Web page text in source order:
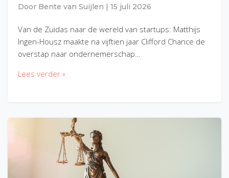
Door Bente van Suijlen 15 juli 2026
Van de Zuidas naar de wereld van startups: Matthijs
Ingen-Housz maakte na vijftien jaar Clifford Chance de
overstap naar ondernemerschap…
Lees verder »